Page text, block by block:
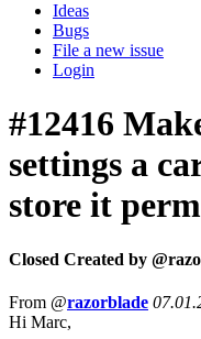
Ideas
Bugs
File a new issue
Login
#12416
settings a
store it
Closed Created by @
From @razorblade
Hi Marc,